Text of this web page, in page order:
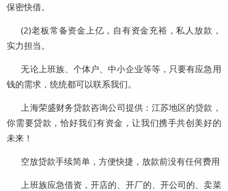
保密快借。
(2)老板常备资金上亿，自有资金充裕，私人放款，
实力担当。
无论上班族、个体户、中小企业等等，只要有应急用
钱的需求，统统都可以联系我们。
上海荣盛财务贷款咨询公司提供：江苏地区的贷款，
你需要贷款，恰好我们有资金，让我们携手共创美好的
未来！
空放贷款手续简单，方便快捷，放款前没有任何费用
上班族应急借资，开店的、开厂的、开公司的、卖菜